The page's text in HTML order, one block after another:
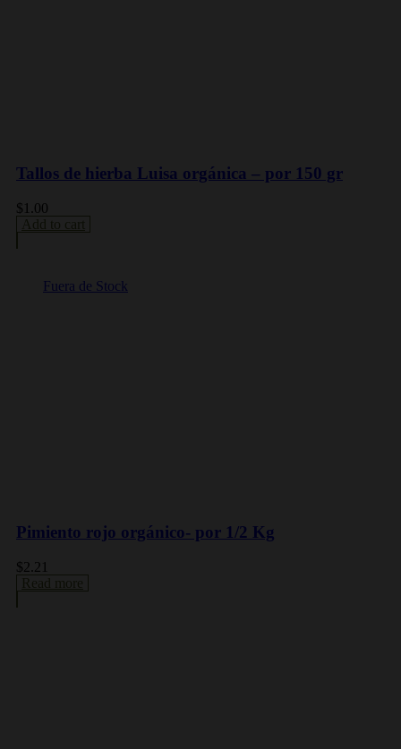
Tallos de hierba Luisa orgánica – por 150 gr
$ 1.00
Add to cart
Fuera de Stock
Pimiento rojo orgánico- por 1/2 Kg
$2.21
Read more